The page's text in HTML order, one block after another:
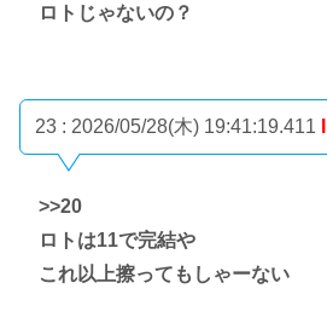
ロトじゃないの？
23 : 2026/05/28(木) 19:41:19.411
>>20
ロトは11で完結や
これ以上擦ってもしゃーない